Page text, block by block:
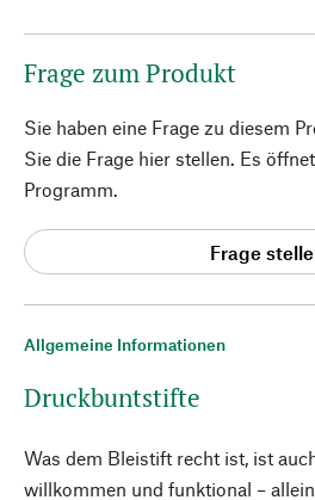
Allgemeine Informationen
Druckbuntstifte
Was dem Bleistift recht ist, ist
willkommen und funktional –
Frage zum Produkt
Sie haben eine Frage zu diesem
Sie die Frage hier stellen. Es
Programm.
Frage